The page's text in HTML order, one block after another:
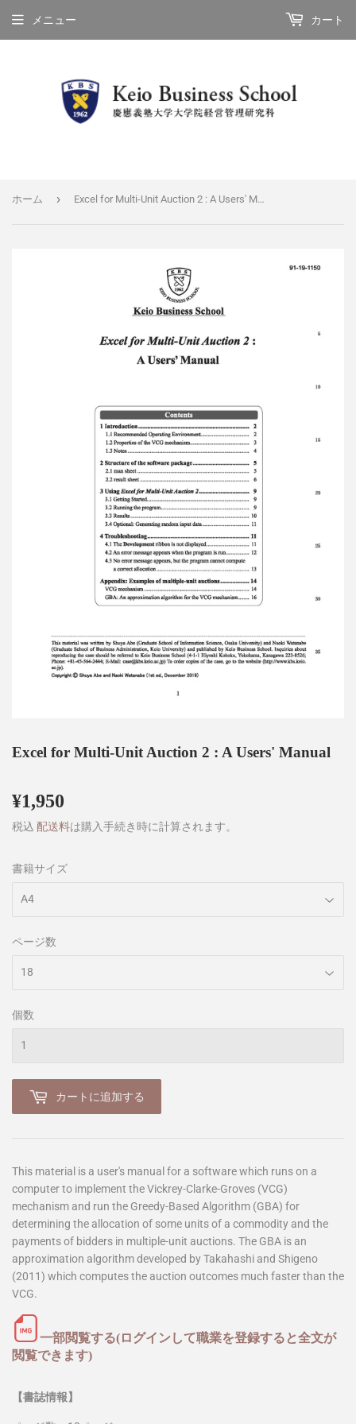
メニュー カート
ホーム › Excel for Multi-Unit Auction 2 : A Users' Manual
Excel for Multi-Unit Auction 2 : A Users' Manual
¥1,950
税込 配送料は購入手続き時に計算されます。
書籍サイズ
ページ数
個数
カートに追加する
This material is a user's manual for a software which runs on a
computer to implement the Vickrey-Clarke-Groves (VCG)
mechanism and run the Greedy-Based Algorithm (GBA) for
determining the allocation of some units of a commodity and the
payments of bidders in multiple-unit auctions. The GBA is an
approximation algorithm developed by Takahashi and Shigeno
(2011) which computes the auction outcomes much faster than the
VCG.
一部閲覧する(ログインして職業を登録すると全文が
閲覧できます)
【書誌情報】